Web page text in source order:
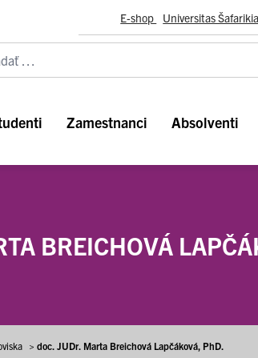
E-shop Universitas
Zamestnanci Absolventi
BREICHOVÁ
> doc. JUDr. Marta Breichová Lapčáková, PhD.